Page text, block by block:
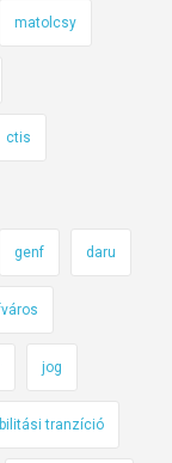
matolcsy
ctis
genf daru
jog
tranzíció